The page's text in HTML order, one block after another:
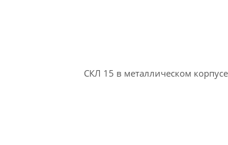
СКЛ 15 в металлическом корпусе